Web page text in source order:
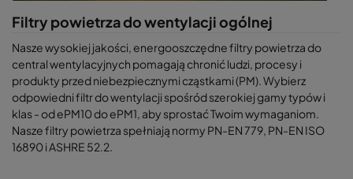
Filtry powietrza do wentylacji ogólnej
Nasze wysokiej jakości, energooszczędne filtry powietrza do
central wentylacyjnych pomagają chronić ludzi, procesy i
produkty przed niebezpiecznymi cząstkami (PM). Wybierz
odpowiedni filtr do wentylacji spośród szerokiej gamy typów i
klas - od ePM10 do ePM1, aby sprostać Twoim wymaganiom.
Nasze filtry powietrza spełniają normy PN-EN 779, PN-EN ISO
16890 i ASHRE 52.2.